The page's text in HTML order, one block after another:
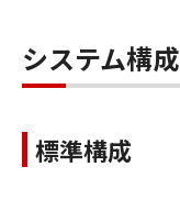
システム構成
標準構成